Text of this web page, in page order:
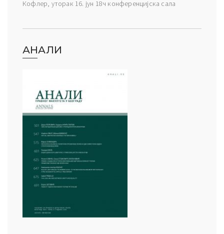
Кофлер, уторак 16. јун 18ч конференцијска сала
АНАЛИ